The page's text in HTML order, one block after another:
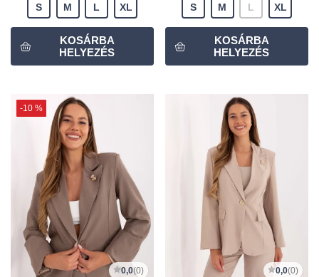
S M L XL S M L XL
-10 %
0,0(0) 0,0(0)